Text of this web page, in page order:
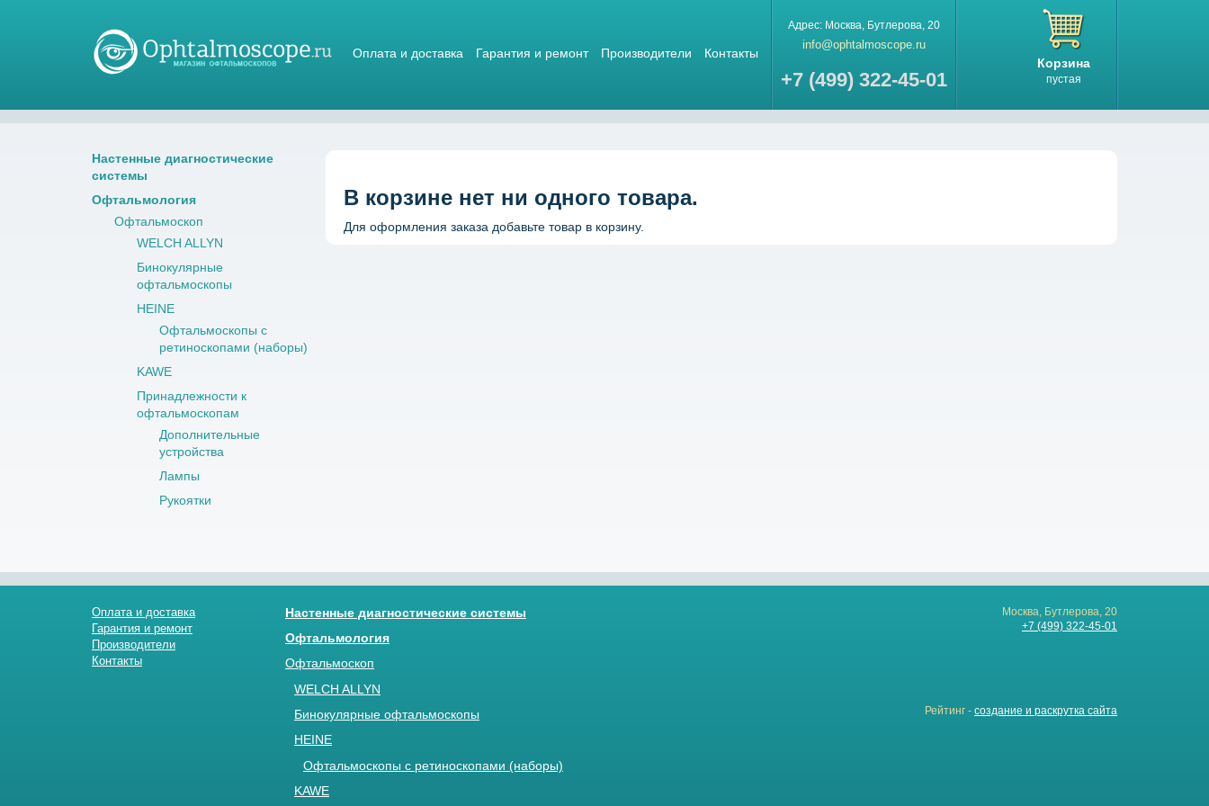
Оплата и доставка Гарантия и ремонт Производители Контакты
Адрес: Москва, Бутлерова, 20
info@ophtalmoscope.ru
+7 (499) 322-45-01
Корзина
пустая
Настенные диагностические
системы
Офтальмология
Офтальмоскоп
WELCH ALLYN
Бинокулярные
офтальмоскопы
HEINE
Офтальмоскопы с
ретиноскопами (наборы)
KAWE
Принадлежности к
офтальмоскопам
Дополнительные
устройства
Лампы
Рукоятки
В корзине нет ни одного товара.
Для оформления заказа добавьте товар в корзину.
Оплата и доставка
Гарантия и ремонт
Производители
Контакты
Настенные диагностические системы
Офтальмология
Офтальмоскоп
WELCH ALLYN
Бинокулярные офтальмоскопы
HEINE
Офтальмоскопы с ретиноскопами (наборы)
KAWE
Москва, Бутлерова, 20
+7 (499) 322-45-01
Рейтинг - создание и раскрутка сайта